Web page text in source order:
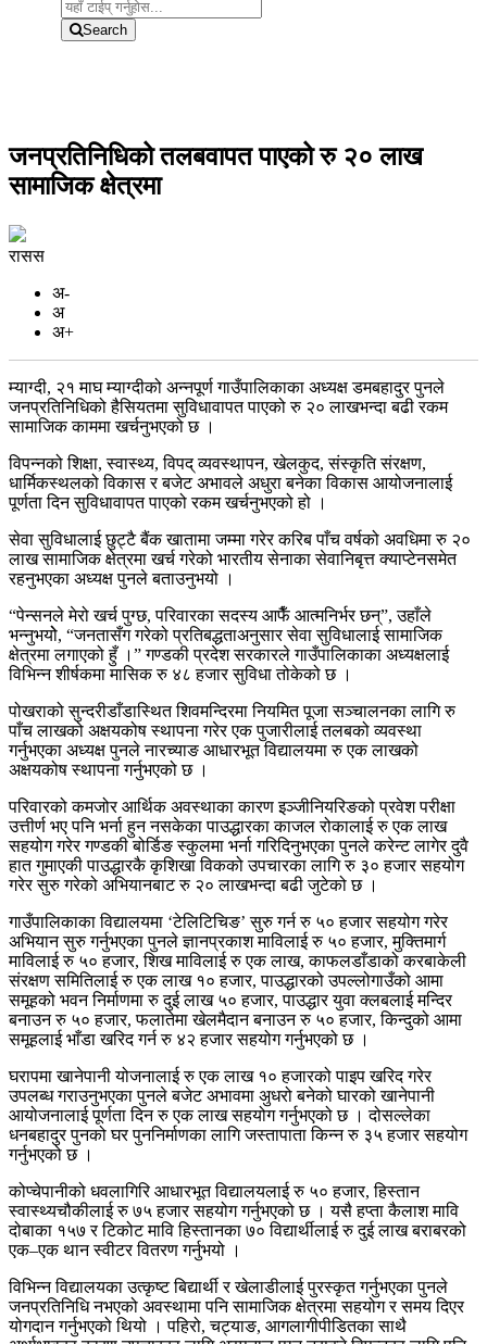
Search
जनप्रतिनिधिको तलबवापत पाएको रु २० लाख
सामाजिक क्षेत्रमा
रासस
अ-
अ
अ+
म्याग्दी, २१ माघ म्याग्दीको अन्नपूर्ण गाउँपालिकाका अध्यक्ष डमबहादुर पुनले
जनप्रतिनिधिको हैसियतमा सुविधावापत पाएको रु २० लाखभन्दा बढी रकम
सामाजिक काममा खर्चनुभएको छ ।
विपन्नको शिक्षा, स्वास्थ्य, विपद् व्यवस्थापन, खेलकुद, संस्कृति संरक्षण,
धार्मिकस्थलको विकास र बजेट अभावले अधुरा बनेका विकास आयोजनालाई
पूर्णता दिन सुविधावापत पाएको रकम खर्चनुभएको हो ।
सेवा सुविधालाई छुट्टै बैंक खातामा जम्मा गरेर करिब पाँच वर्षको अवधिमा रु २०
लाख सामाजिक क्षेत्रमा खर्च गरेको भारतीय सेनाका सेवानिबृत्त क्याप्टेनसमेत
रहनुभएका अध्यक्ष पुनले बताउनुभयो ।
“पेन्सनले मेरो खर्च पुग्छ, परिवारका सदस्य आफैँ आत्मनिर्भर छन्”, उहाँले
भन्नुभयोे, “जनतासँग गरेको प्रतिबद्धताअनुसार सेवा सुविधालाई सामाजिक
क्षेत्रमा लगाएको हुँ ।” गण्डकी प्रदेश सरकारले गाउँपालिकाका अध्यक्षलाई
विभिन्न शीर्षकमा मासिक रु ४८ हजार सुविधा तोकेको छ ।
पोखराको सुन्दरीडाँडास्थित शिवमन्दिरमा नियमित पूजा सञ्चालनका लागि रु
पाँच लाखको अक्षयकोष स्थापना गरेर एक पुजारीलाई तलबको व्यवस्था
गर्नुभएका अध्यक्ष पुनले नारच्याङ आधारभूत विद्यालयमा रु एक लाखको
अक्षयकोष स्थापना गर्नुभएको छ ।
परिवारको कमजोर आर्थिक अवस्थाका कारण इञ्जीनियरिङको प्रवेश परीक्षा
उत्तीर्ण भए पनि भर्ना हुन नसकेका पाउद्धारका काजल रोकालाई रु एक लाख
सहयोग गरेर गण्डकी बोर्डिङ स्कुलमा भर्ना गरिदिनुभएका पुनले करेन्ट लागेर दुवै
हात गुमाएकी पाउद्धारकै कृशिखा विकको उपचारका लागि रु ३० हजार सहयोग
गरेर सुरु गरेको अभियानबाट रु २० लाखभन्दा बढी जुटेको छ ।
गाउँपालिकाका विद्यालयमा ‘टेलिटिचिङ’ सुरु गर्न रु ५० हजार सहयोग गरेर
अभियान सुरु गर्नुभएका पुनले ज्ञानप्रकाश माविलाई रु ५० हजार, मुक्तिमार्ग
माविलाई रु ५० हजार, शिख माविलाई रु एक लाख, काफलडाँडाको करबाकेली
संरक्षण समितिलाई रु एक लाख १० हजार, पाउद्धारको उपल्लोगाउँको आमा
समूहको भवन निर्माणमा रु दुई लाख ५० हजार, पाउद्धार युवा क्लबलाई मन्दिर
बनाउन रु ५० हजार, फलातेमा खेलमैदान बनाउन रु ५० हजार, किन्दुको आमा
समूहलाई भाँडा खरिद गर्न रु ४२ हजार सहयोग गर्नुभएको छ ।
घरापमा खानेपानी योजनालाई रु एक लाख १० हजारको पाइप खरिद गरेर
उपलब्ध गराउनुभएका पुनले बजेट अभावमा अुधरो बनेको घारको खानेपानी
आयोजनालाई पूर्णता दिन रु एक लाख सहयोग गर्नुभएको छ । दोसल्लेका
धनबहादुर पुनको घर पुननिर्माणका लागि जस्तापाता किन्न रु ३५ हजार सहयोग
गर्नुभएको छ ।
कोप्चेपानीको धवलागिरि आधारभूत विद्यालयलाई रु ५० हजार, हिस्तान
स्वास्थ्यचौकीलाई रु ७५ हजार सहयोग गर्नुभएको छ । यसै हप्ता कैलाश मावि
दोबाका १५७ र टिकोट मावि हिस्तानका ७० विद्यार्थीलाई रु दुई लाख बराबरको
एक–एक थान स्वीटर वितरण गर्नुभयो ।
विभिन्न विद्यालयका उत्कृष्ट बिद्यार्थी र खेलाडीलाई पुरस्कृत गर्नुभएका पुनले
जनप्रतिनिधि नभएको अवस्थामा पनि सामाजिक क्षेत्रमा सहयोग र समय दिएर
योगदान गर्नुभएको थियो । पहिरो, चट्याङ, आगलागीपीडितका साथै